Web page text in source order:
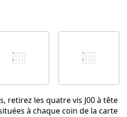
retirez les quatre vis J00 à tête
à chaque coin de la carte